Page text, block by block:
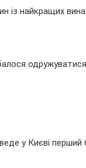
із найкращих
у Києві перший